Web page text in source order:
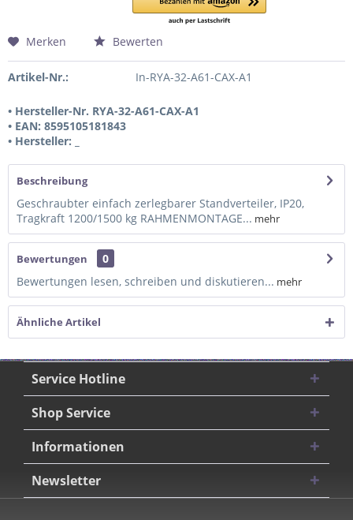
Merken Bewerten
Artikel-Nr.: In-RYA-32-A61-CAX-A1
• Hersteller-Nr. RYA-32-A61-CAX-A1
• EAN: 8595105181843
• Hersteller: _
Beschreibung
Geschraubter einfach zerlegbarer Standverteiler, IP20,
Tragkraft 1200/1500 kg RAHMENMONTAGE... mehr
Bewertungen
0
Bewertungen lesen, schreiben und diskutieren... mehr
Ähnliche Artikel
Service Hotline
Shop Service
Informationen
Newsletter